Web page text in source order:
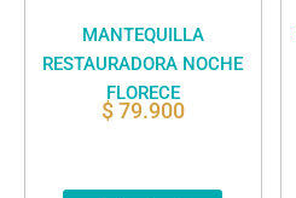
MANTEQUILLA
RESTAURADORA NOCHE
FLORECE
$79.900